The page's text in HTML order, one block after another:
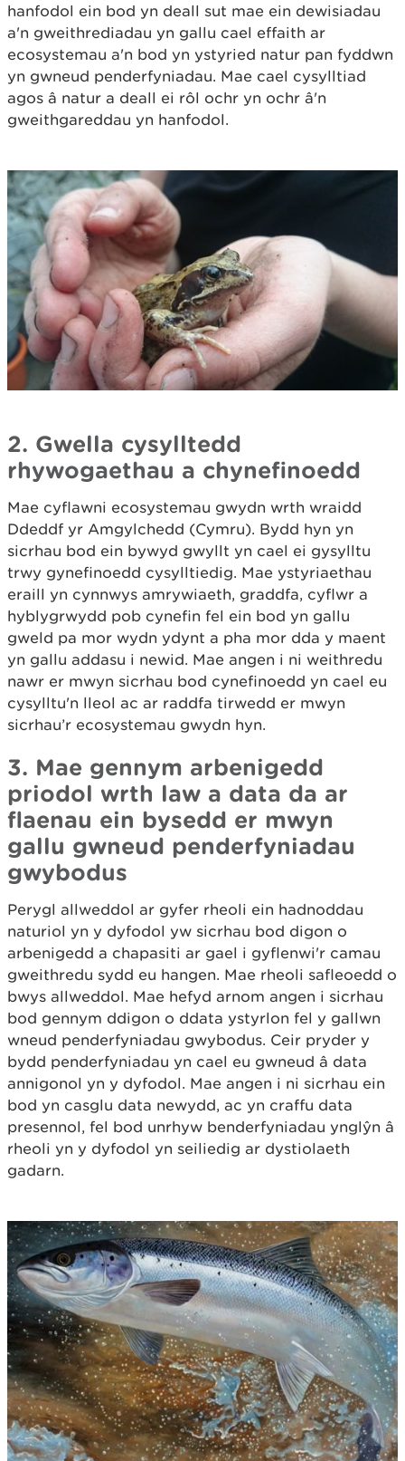
hanfodol ein bod yn deall sut mae ein dewisiadau
a'n gweithrediadau yn gallu cael effaith ar
ecosystemau a'n bod yn ystyried natur pan fyddwn
yn gwneud penderfyniadau. Mae cael cysylltiad
agos â natur a deall ei rôl ochr yn ochr â'n
gweithgareddau yn hanfodol.
2. Gwella cysylltedd
rhywogaethau a chynefinoedd
Mae cyflawni ecosystemau gwydn wrth wraidd
Ddeddf yr Amgylchedd (Cymru). Bydd hyn yn
sicrhau bod ein bywyd gwyllt yn cael ei gysylltu
trwy gynefinoedd cysylltiedig. Mae ystyriaethau
eraill yn cynnwys amrywiaeth, graddfa, cyflwr a
hyblygrwydd pob cynefin fel ein bod yn gallu
gweld pa mor wydn ydynt a pha mor dda y maent
yn gallu addasu i newid. Mae angen i ni weithredu
nawr er mwyn sicrhau bod cynefinoedd yn cael eu
cysylltu'n lleol ac ar raddfa tirwedd er mwyn
sicrhau’r ecosystemau gwydn hyn.
3. Mae gennym arbenigedd
priodol wrth law a data da ar
flaenau ein bysedd er mwyn
gallu gwneud penderfyniadau
gwybodus
Perygl allweddol ar gyfer rheoli ein hadnoddau
naturiol yn y dyfodol yw sicrhau bod digon o
arbenigedd a chapasiti ar gael i gyflenwi'r camau
gweithredu sydd eu hangen. Mae rheoli safleoedd o
bwys allweddol. Mae hefyd arnom angen i sicrhau
bod gennym ddigon o ddata ystyrlon fel y gallwn
wneud penderfyniadau gwybodus. Ceir pryder y
bydd penderfyniadau yn cael eu gwneud â data
annigonol yn y dyfodol. Mae angen i ni sicrhau ein
bod yn casglu data newydd, ac yn craffu data
presennol, fel bod unrhyw benderfyniadau ynglŷn â
rheoli yn y dyfodol yn seiliedig ar dystiolaeth
gadarn.